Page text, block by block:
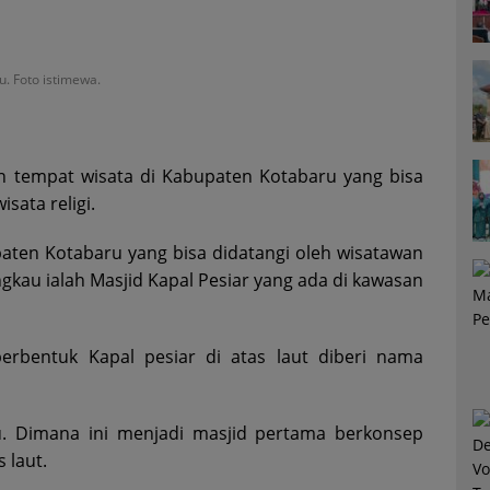
Foto istimewa.
tempat wisata di Kabupaten Kotabaru yang bisa
religi.
Kotabaru yang bisa didatangi oleh wisatawan
ialah Masjid Kapal Pesiar yang ada di kawasan
Kapal pesiar di atas laut diberi nama
Dimana ini menjadi masjid pertama berkonsep
laut.